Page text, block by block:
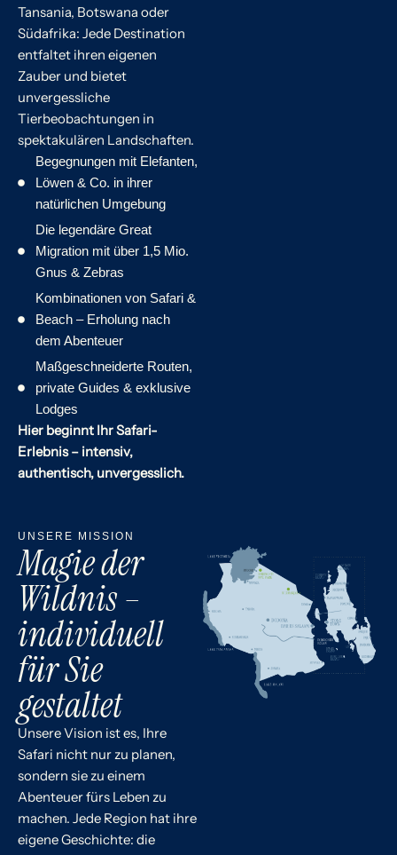
Tansania, Botswana oder
Südafrika: Jede Destination
entfaltet ihren eigenen
Zauber und bietet
unvergessliche
Tierbeobachtungen in
spektakulären Landschaften.
Begegnungen mit Elefanten,
Löwen & Co. in ihrer
natürlichen Umgebung
Die legendäre Great
Migration mit über 1,5 Mio.
Gnus & Zebras
Kombinationen von Safari &
Beach – Erholung nach
dem Abenteuer
Maßgeschneiderte Routen,
private Guides & exklusive
Lodges
Hier beginnt Ihr Safari-
Erlebnis – intensiv,
authentisch, unvergesslich.
UNSERE MISSION
Magie der
Wildnis –
individuell
für Sie
gestaltet
Unsere Vision ist es, Ihre
Safari nicht nur zu planen,
sondern sie zu einem
Abenteuer fürs Leben zu
machen. Jede Region hat ihre
eigene Geschichte: die